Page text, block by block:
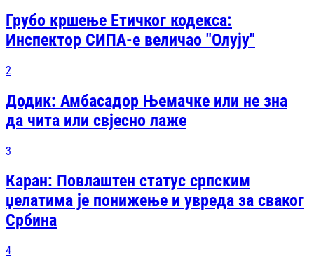
Грубо кршење Етичког кодекса:
Инспектор СИПА-е величао "Олују"
2
Додик: Амбасадор Њемачке или не зна
да чита или свјесно лаже
3
Каран: Повлаштен статус српским
џелатима је понижење и увреда за сваког
Србина
4